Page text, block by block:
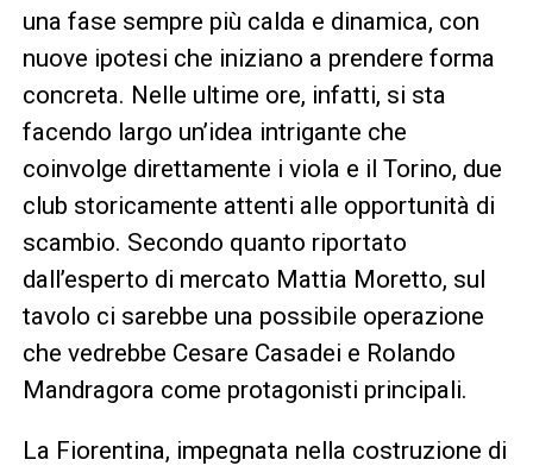
una fase sempre più calda e dinamica, con
nuove ipotesi che iniziano a prendere forma
concreta. Nelle ultime ore, infatti, si sta
facendo largo un’idea intrigante che
coinvolge direttamente i viola e il Torino, due
club storicamente attenti alle opportunità di
scambio. Secondo quanto riportato
dall’esperto di mercato Mattia Moretto, sul
tavolo ci sarebbe una possibile operazione
che vedrebbe Cesare Casadei e Rolando
Mandragora come protagonisti principali.
La Fiorentina, impegnata nella costruzione di